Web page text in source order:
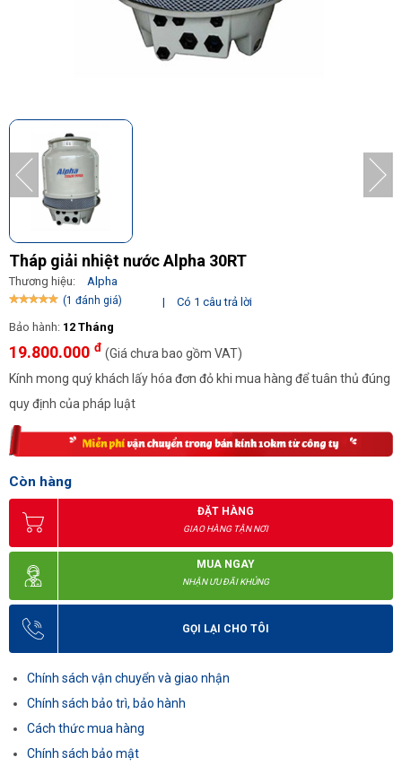
Tháp giải nhiệt nước Alpha 30RT
Thương hiệu: Alpha
(1 đánh giá) |
Có 1 câu trả lời
Bảo hành: 12 Tháng
19.800.000 đ (Giá chưa bao gồm VAT)
Kính mong quý khách lấy hóa đơn đỏ khi mua hàng để tuân thủ đúng
quy định của pháp luật
Còn hàng
ĐẶT HÀNG
GIAO HÀNG TẬN NƠI
MUA NGAY
NHẬN ƯU ĐÃI KHỦNG
GỌI LẠI CHO TÔI
Chính sách vận chuyển và giao nhận
Chính sách bảo trì, bảo hành
Cách thức mua hàng
Chính sách bảo mật